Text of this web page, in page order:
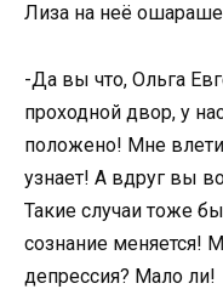
Лиза на неё
-Да вы что, Ольга
проходной двор, у
положено! Мне
узнает! А вдруг вы
Такие случаи тоже
сознание меняется!
депрессия? Мало ли!